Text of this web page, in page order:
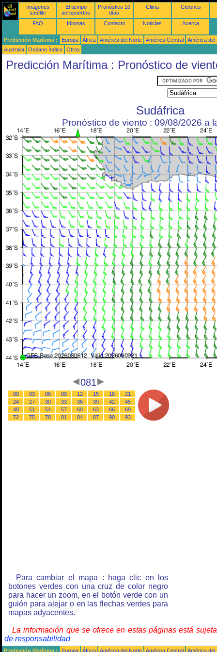
Imágenes
satélite
El tiempo
aeropuertos
Pronóstico 10
días
Clima Ciclones
FAQ Idiomas Contacto Noticias Acerca
Predicción Marítima : Europa África América del Norte América Central
América del
Australia
Océano Índico Otros
Predicción Marítima : Pronóstico de
Sudáfrica
Pronóstico de viento : 09/08/2026 a
081
00 03 06 09 12 15 18
21
24
27 30 33 36 39 42
45
48
51 54 57 60 63 66
69
72
75 78 81 84 87 90 93
Para cambiar el mapa : haga clic en los
botones verdes con una cruz de color negro
para hacer un zoom, en el botón verde con un
guión para alejar o en las flechas verdes para
mapas adyacentes.
La información que se ofrece en estas páginas está
de responsabilidad
Predicción Marítima : Europa África América del Norte América Central
América del